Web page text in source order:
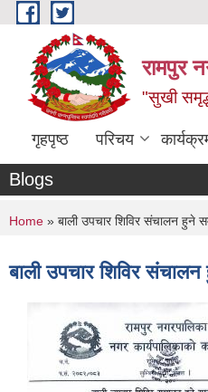
Skip to main content
रामपुर
"सुखी
गृहपृष्ठ परिचय
Blogs
You are here
Home » बाली उपचार शिविर संचालन हुने
बाली उपचार शिविर